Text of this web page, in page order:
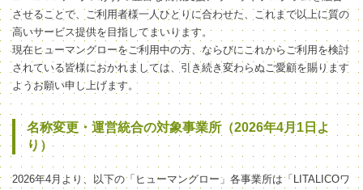
させることで、ご利用者様一人ひとりに合わせた、これまで以上に質の
高いサービス提供を目指してまいります。
現在ヒューマングローをご利用中の方、ならびにこれからご利用を検討
されている皆様におかれましては、引き続き変わらぬご愛顧を賜ります
ようお願い申し上げます。
名称変更・運営統合の対象事業所（2026年4月1日よ
り）
2026年4月より、以下の「ヒューマングロー」各事業所は「LITALICOワ